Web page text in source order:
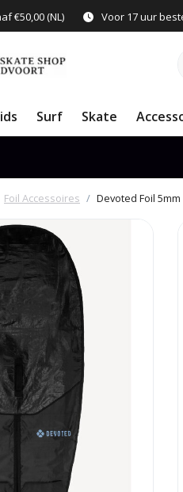
€50,00 (NL) Voor 17 uur
Surf Skate
Foil Accessoires Devoted Foil